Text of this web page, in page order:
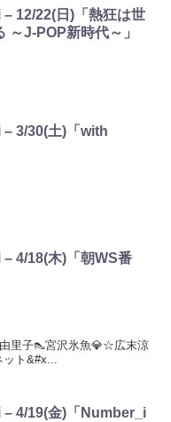
12/22(日)「熱狂は世
～J-POP新時代～」
– 3/30(土)「with
4/18(木)「朝WS番
里子👠宮沢氷魚💎☆広末涼
ト&#x...
– 4/19(金)「Number_i